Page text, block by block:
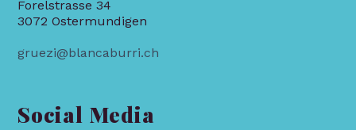
Forelstrasse 34
3072 Ostermundigen
gruezi@blancaburri.ch
Social Media